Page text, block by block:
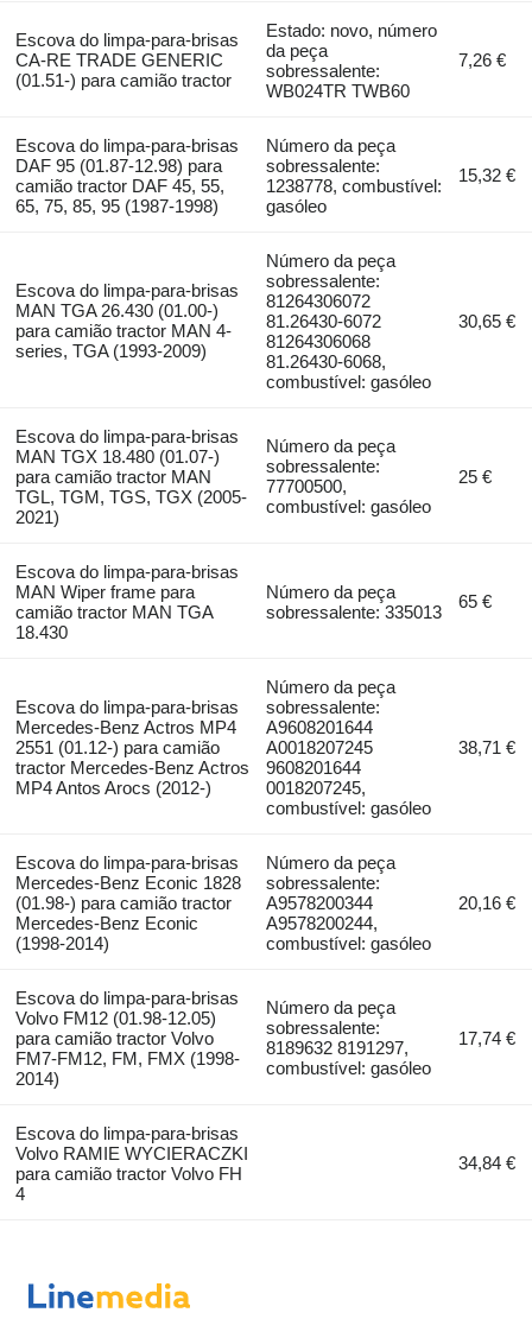
Escova do limpa-para-brisas
CA-RE TRADE GENERIC
(01.51-) para camião tractor
Estado: novo, número
da peça
sobressalente:
WB024TR TWB60
7,26 €
Escova do limpa-para-brisas
DAF 95 (01.87-12.98) para
camião tractor DAF 45, 55,
65, 75, 85, 95 (1987-1998)
Número da peça
sobressalente:
1238778, combustível:
gasóleo
15,32 €
Escova do limpa-para-brisas
MAN TGA 26.430 (01.00-)
para camião tractor MAN 4-
series, TGA (1993-2009)
Número da peça
sobressalente:
81264306072
81.26430-6072
81264306068
81.26430-6068,
combustível: gasóleo
30,65 €
Escova do limpa-para-brisas
MAN TGX 18.480 (01.07-)
para camião tractor MAN
TGL, TGM, TGS, TGX (2005-
2021)
Número da peça
sobressalente:
77700500,
combustível: gasóleo
25 €
Escova do limpa-para-brisas
MAN Wiper frame para
camião tractor MAN TGA
18.430
Número da peça
sobressalente: 335013
65 €
Escova do limpa-para-brisas
Mercedes-Benz Actros MP4
2551 (01.12-) para camião
tractor Mercedes-Benz Actros
MP4 Antos Arocs (2012-)
Número da peça
sobressalente:
A9608201644
A0018207245
9608201644
0018207245,
combustível: gasóleo
38,71 €
Escova do limpa-para-brisas
Mercedes-Benz Econic 1828
(01.98-) para camião tractor
Mercedes-Benz Econic
(1998-2014)
Número da peça
sobressalente:
A9578200344
A9578200244,
combustível: gasóleo
20,16 €
Escova do limpa-para-brisas
Volvo FM12 (01.98-12.05)
para camião tractor Volvo
FM7-FM12, FM, FMX (1998-
2014)
Número da peça
sobressalente:
8189632 8191297,
combustível: gasóleo
17,74 €
Escova do limpa-para-brisas
Volvo RAMIE WYCIERACZKI
para camião tractor Volvo FH
4
34,84 €